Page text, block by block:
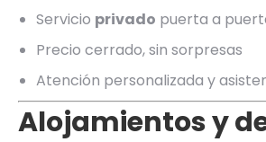
Servicio privado puerta a
Precio cerrado, sin sorpresas
Atención personalizada y
Alojamientos y